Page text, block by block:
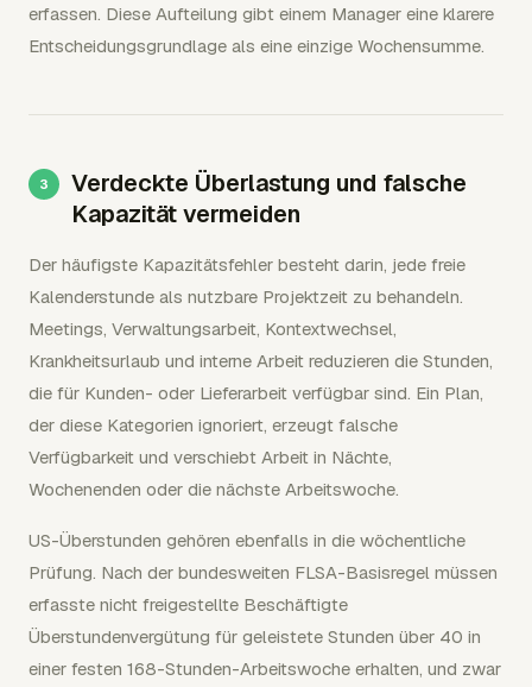
erfassen. Diese Aufteilung gibt einem Manager eine klarere
Entscheidungsgrundlage als eine einzige Wochensumme.
Verdeckte Überlastung und falsche
Kapazität vermeiden
Der häufigste Kapazitätsfehler besteht darin, jede freie
Kalenderstunde als nutzbare Projektzeit zu behandeln.
Meetings, Verwaltungsarbeit, Kontextwechsel,
Krankheitsurlaub und interne Arbeit reduzieren die Stunden,
die für Kunden- oder Lieferarbeit verfügbar sind. Ein Plan,
der diese Kategorien ignoriert, erzeugt falsche
Verfügbarkeit und verschiebt Arbeit in Nächte,
Wochenenden oder die nächste Arbeitswoche.
US-Überstunden gehören ebenfalls in die wöchentliche
Prüfung. Nach der bundesweiten FLSA-Basisregel müssen
erfasste nicht freigestellte Beschäftigte
Überstundenvergütung für geleistete Stunden über 40 in
einer festen 168-Stunden-Arbeitswoche erhalten, und zwar